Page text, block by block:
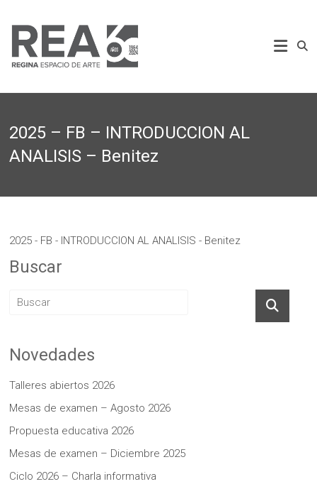
contenido
REA
Regina
2025 – FB – INTRODUCCION AL
ANALISIS – Benitez
2025 - FB - INTRODUCCION AL ANALISIS - Benitez
Buscar
Novedades
Talleres abiertos 2026
Mesas de examen – Agosto 2026
Propuesta educativa 2026
Mesas de examen – Diciembre 2025
Ciclo 2026 – Charla informativa